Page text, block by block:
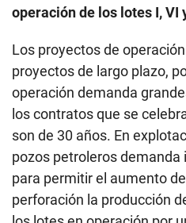
operación de los lotes I, VI
Los proyectos de
proyectos de largo plazo,
operación demanda
los contratos que se
son de 30 años. En
pozos petroleros
para permitir el aumento
perforación la producción